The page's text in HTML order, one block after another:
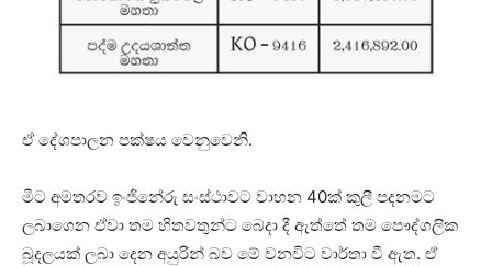
ඒ දේශපාලන පක්ෂය වෙනුවෙනි.
මීට අමතරව ඉංජිනේරු සංස්ථාවට වාහන 40ක් කුලී පදනමට
ලබාගෙන ඒවා තම හිතවතුන්ට බෙදා දී ඇත්තේ තම පෞද්ගලික
බූදලයක් ලබා දෙන අයුරින් බව මේ වනවිට වාර්තා වී ඇත. ඒ